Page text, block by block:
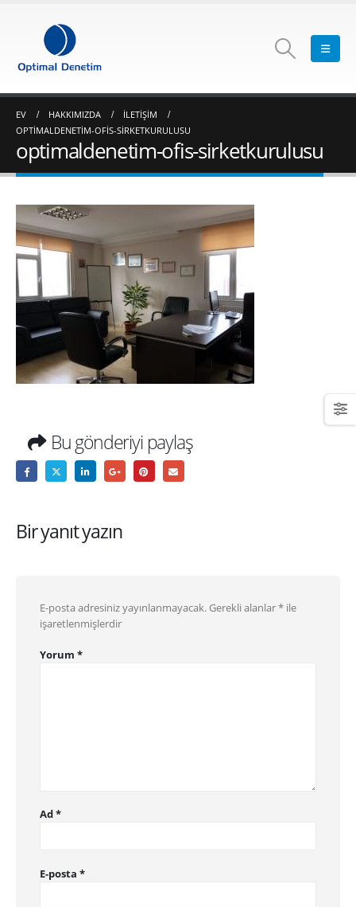
EV HAKKIMIZDA
İLETIŞIM
OPTIMALDENETIM-OFIS-SIRKETKURULUSU
optimaldenetim-ofis-sirketkurulusu
Bu gönderiyi paylaş
Bir yanıt yazın
E-posta adresiniz yayınlanmayacak. Gerekli alanlar* ile
işaretlenmişlerdir
Yorum *
Ad*
E-posta *